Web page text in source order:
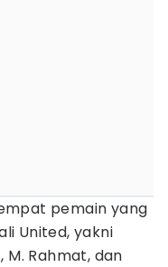
pemain yang
United, yakni
M. Rahmat, dan